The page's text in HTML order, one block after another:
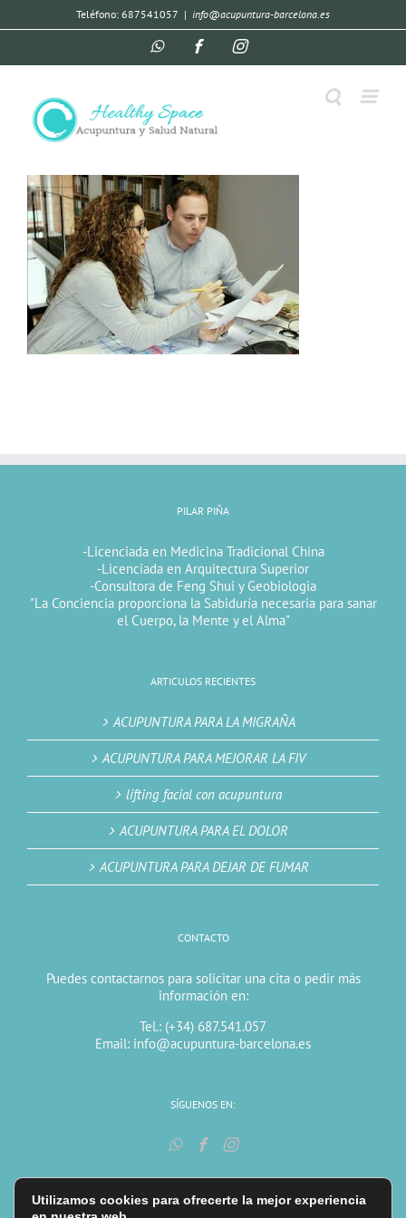
Teléfono: 687541057 | info@acupuntura-barcelona.es
PILAR PIÑA
-Licenciada en Medicina Tradicional China
-Licenciada en Arquitectura Superior
-Consultora de Feng Shui y Geobiologia
"La Conciencia proporciona la Sabiduría necesaria para sanar
el Cuerpo, la Mente y el Alma"
ARTICULOS RECIENTES
ACUPUNTURA PARA LA MIGRAÑA
ACUPUNTURA PARA MEJORAR LA FIV
lifting facial con acupuntura
ACUPUNTURA PARA EL DOLOR
ACUPUNTURA PARA DEJAR DE FUMAR
CONTACTO
Puedes contactarnos para solicitar una cita o pedir más
información en:
Tel.: (+34) 687.541.057
Email: info@acupuntura-barcelona.es
SÍGUENOS EN:
Utilizamos cookies para ofrecerte la mejor experiencia